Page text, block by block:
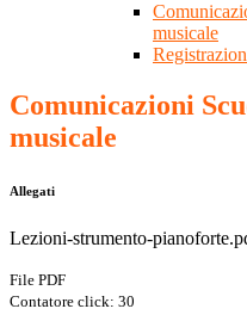
musicale
Comunicazioni
musicale
Allegati
Lezioni-strumento-
File PDF
Contatore click: 30